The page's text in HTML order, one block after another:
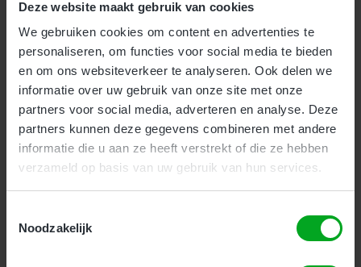
Deze website maakt gebruik van cookies
We gebruiken cookies om content en advertenties te
personaliseren, om functies voor social media te bieden
en om ons websiteverkeer te analyseren. Ook delen we
informatie over uw gebruik van onze site met onze
partners voor social media, adverteren en analyse. Deze
partners kunnen deze gegevens combineren met andere
informatie die u aan ze heeft verstrekt of die ze hebben
verzameld op basis van uw gebruik van hun services.
Noodzakelijk
Voor bedrijven bieden wij onze nieuwe en zeer effectieve
uurs Incompany trainingaan.
Als particulier kunt u uw hoogwerker certificaat halen
opmeerdere locatiesdoor heel het land.
Certificering in 1 uur!